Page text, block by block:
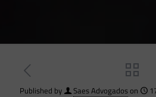
Published by Saes Advogadoson